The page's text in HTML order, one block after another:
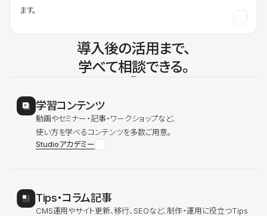
ます。
導入後の活用まで、
学べて相談できる。
学習コンテンツ
動画やセミナー・記事・ワークショップなど、
使い方を学べるコンテンツを多数ご用意。
Studioアカデミー
Tips・コラム記事
CMS運用やサイト更新、移行、SEOなど、制作・運用に役立つTips